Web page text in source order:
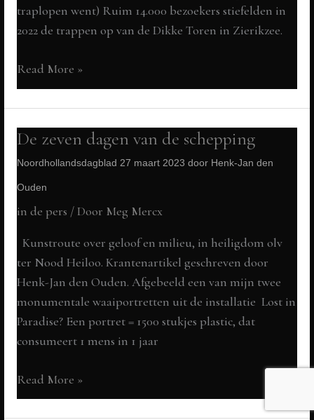
traplopen went) Ruim 14.000 bezoekers stiefelden in
2022 de trappen op van de Dikke Toren in Zierikzee.
Kunst
beleving
in
de
Dikke
toren
in
Zierikzee
Esme
Soesman
08-
04-
23,
19:44
Read More »
De zeven dagen van de schepping
Noordhollandsdagblad 27 maart 2023 door Henk-Jan den
Ouden
in de pers / Door Meg Mercx
Kunstroute over geloof en milieu, in heiligdom olv
ter Nood Heiloo. Krantenartikel geschreven door
Henk-Jan den Ouden. Afgebeeld een van mijn twee
monumentale waaiportretten uit de installatie Lost in
Paradise? Een portret = 1500 stukjes plastic, dat
consumeert 1 mens in 1 jaar
De
zeven
Read More »